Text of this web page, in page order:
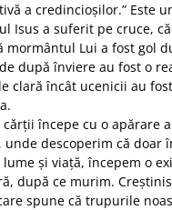
a credincioşilor.” Este
Isus a suferit pe cruce,
mormântul Lui a fost gol
după înviere au fost o
clară încât ucenicii au
cărţii începe cu o apărare
descoperim că doar
şi viaţă, începem o
după ce murim.
spune că trupurile